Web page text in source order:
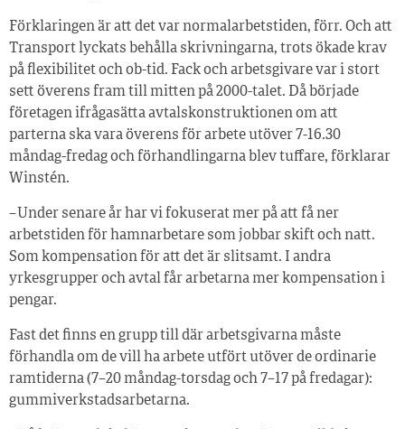
Förklaringen är att det var normalarbetstiden, förr. Och att
Transport lyckats behålla skrivningarna, trots ökade krav
på flexibilitet och ob-tid. Fack och arbetsgivare var i stort
sett överens fram till mitten på 2000-talet. Då började
företagen ifrågasätta avtalskonstruktionen om att
parterna ska vara överens för arbete utöver 7-16.30
måndag-fredag och förhandlingarna blev tuffare, förklarar
Winstén.
– Under senare år har vi fokuserat mer på att få ner
arbetstiden för hamnarbetare som jobbar skift och natt.
Som kompensation för att det är slitsamt. I andra
yrkesgrupper och avtal får arbetarna mer kompensation i
pengar.
Fast det finns en grupp till där arbetsgivarna måste
förhandla om de vill ha arbete utfört utöver de ordinarie
ramtiderna (7–20 måndag-torsdag och 7–17 på fredagar):
gummiverkstadsarbetarna.